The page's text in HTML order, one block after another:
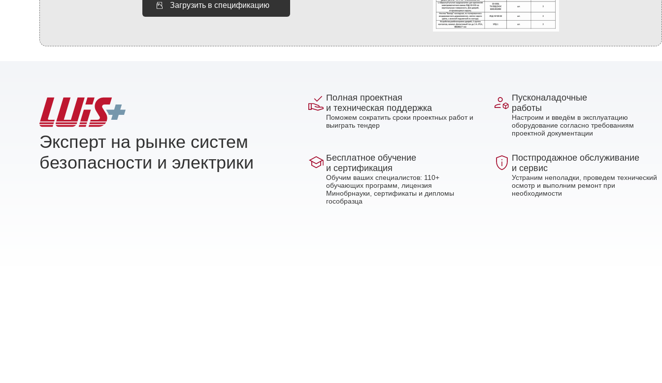
Загрузить в спецификацию
Эксперт на рынке систем
безопасности и электрики
Полная проектная
и техническая поддержка
Поможем сократить сроки проектных работ и
выиграть тендер
Пусконаладочные
работы
Настроим и введём в эксплуатацию
оборудование согласно требованиям
проектной документации
Бесплатное обучение
и сертификация
Обучим ваших специалистов: 110+
обучающих программ, лицензия
Минобрнауки, сертификаты и дипломы
гособразца
Постпродажное обслуживание
и сервис
Устраним неполадки, проведем технический
осмотр и выполним ремонт при
необходимости